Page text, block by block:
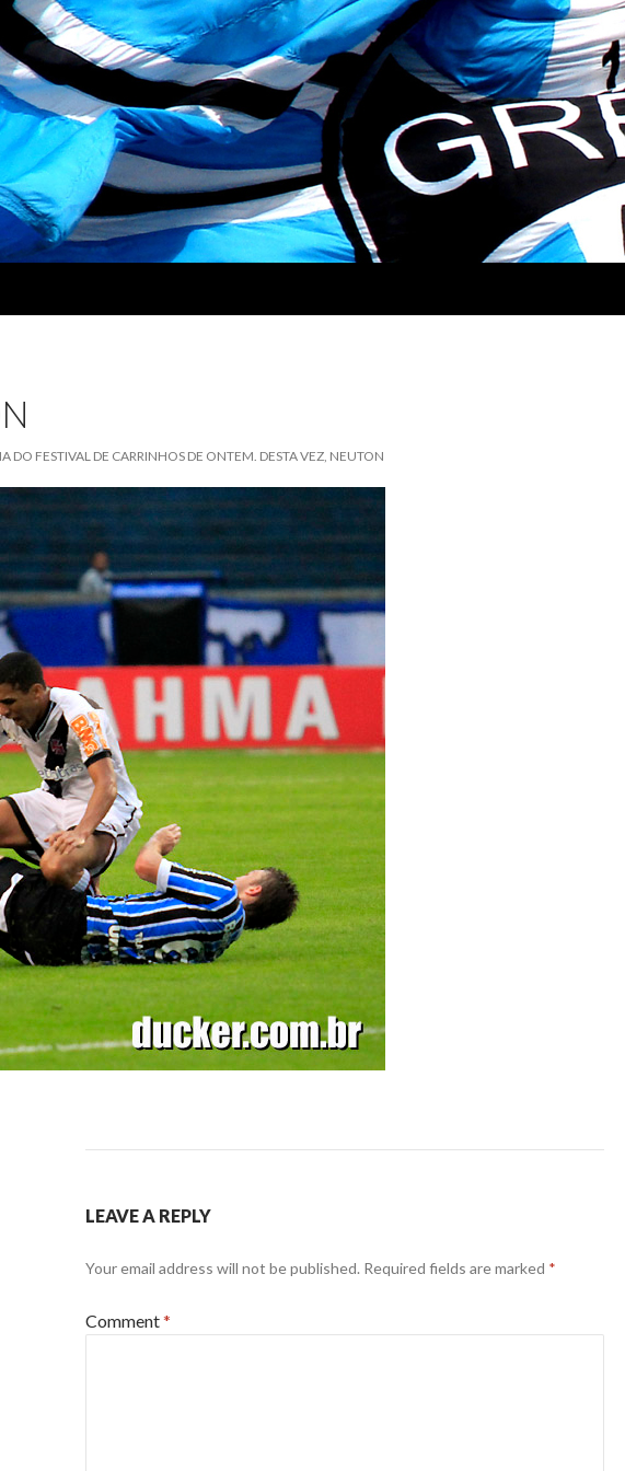
DO FESTIVAL DE CARRINHOS DE ONTEM. DESTA VEZ, NEUTON
LEAVE A REPLY
Your email address will not be published. Required fields are marked *
Comment*